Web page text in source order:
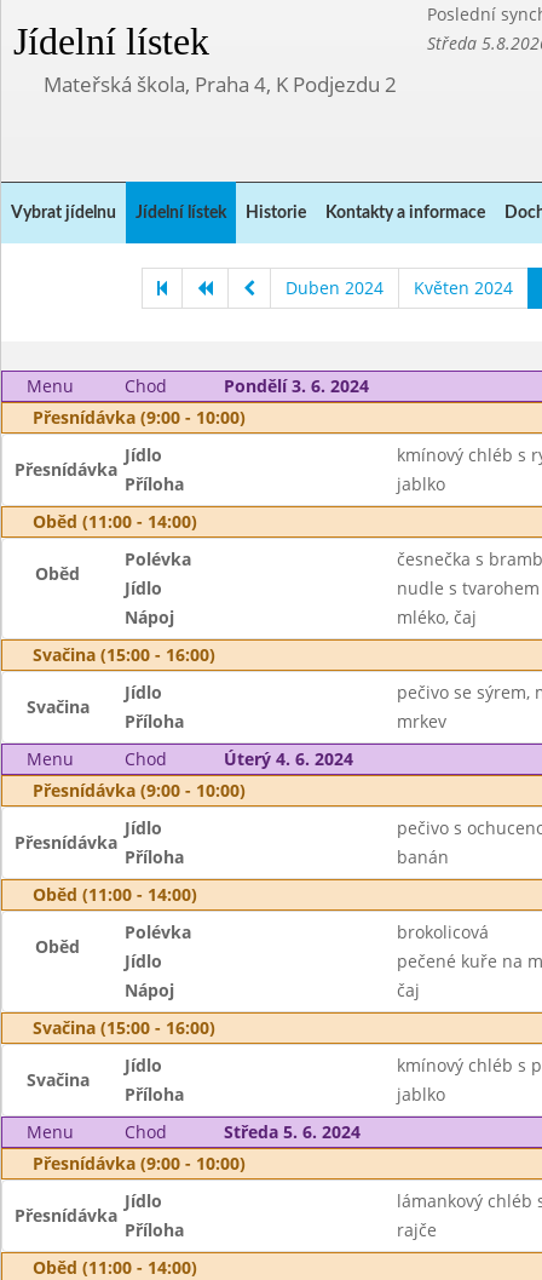
Jídelní lístek
Poslední
Středa
Mateřská škola, Praha 4, K Podjezdu 2
Vybrat jídelnu Jídelní lístek Historie Kontakty a informace
Duben 2024 Květen 2024
Menu Chod
Pondělí 3. 6. 2024
Přesnídávka (9:00 - 10:00)
Přesnídávka
Jídlo
kmínový chléb s
Příloha
jablko
Oběd (11:00 - 14:00)
Oběd
Polévka
česnečka s
Jídlo
nudle s tvarohem
Nápoj
mléko, čaj
Svačina (15:00 - 16:00)
Svačina
Jídlo
pečivo se sýrem,
Příloha
mrkev
Menu
Chod
Úterý 4. 6. 2024
Přesnídávka (9:00 - 10:00)
Přesnídávka
Jídlo
pečivo s
Příloha
banán
Oběd (11:00 - 14:00)
Oběd
Polévka
brokolicová
Jídlo
pečené kuře na
Nápoj
čaj
Svačina (15:00 - 16:00)
Svačina
Jídlo
kmínový chléb s
Příloha
jablko
Menu
Chod
Středa 5. 6. 2024
Přesnídávka (9:00 - 10:00)
Přesnídávka
Jídlo
lámankový chléb
Příloha
rajče
Oběd (11:00 - 14:00)